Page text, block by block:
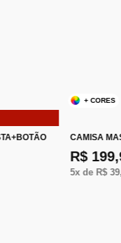
+ CORES
CAMISA
R$
5x de R$